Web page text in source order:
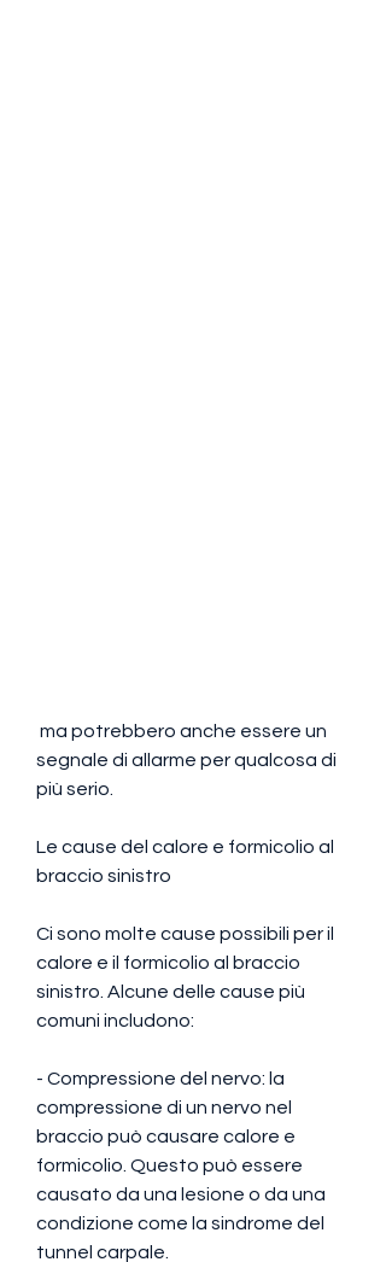
segnale di allarme per qualcosa di
più serio.
Le cause del calore e formicolio al
braccio sinistro
Ci sono molte cause possibili per il
calore e il formicolio al braccio
sinistro. Alcune delle cause più
comuni includono:
- Compressione del nervo: la
compressione di un nervo nel
braccio può causare calore e
formicolio. Questo può essere
causato da una lesione o da una
condizione come la sindrome del
tunnel carpale.